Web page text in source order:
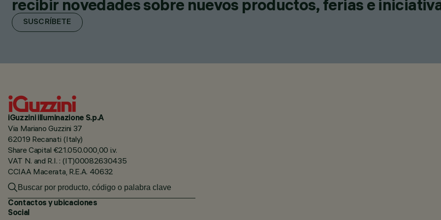
recibir novedades sobre nuevos productos, ferias e
SUSCRÍBETE
iGuzzini illuminazione S.p.A
Via Mariano Guzzini 37
62019 Recanati (Italy)
Share Capital €21.050.000,00 i.v.
VAT N. and R.I. : (IT)00082630435
CCIAA Macerata, R.E.A. 40632
Contactos y ubicaciones
Social